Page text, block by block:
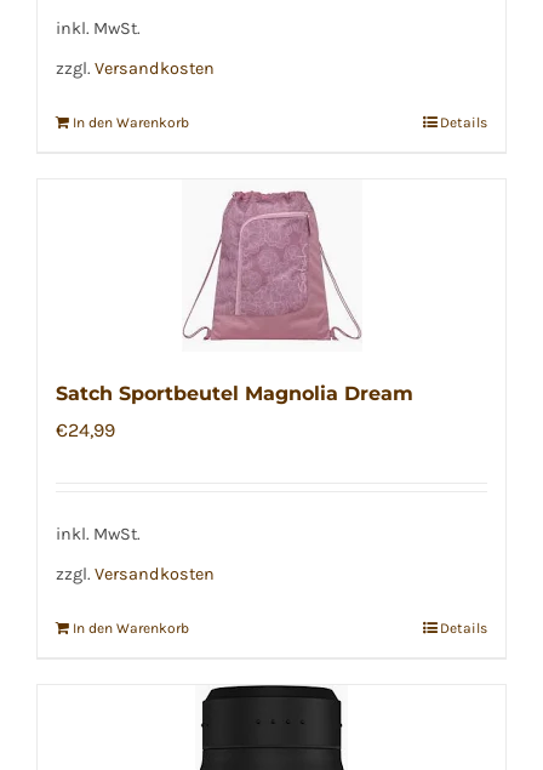
inkl. MwSt.
zzgl. Versandkosten
In den Warenkorb Details
Satch Sportbeutel Magnolia Dream
€24,99
inkl. MwSt.
zzgl. Versandkosten
In den Warenkorb Details